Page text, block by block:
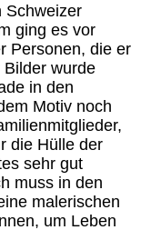
Schweizer
ging es vor
Personen, die er
wurde
in den
Motiv noch
die Hülle der
sehr gut
muss in den
malerischen
um Leben